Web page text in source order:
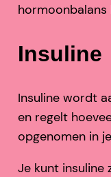
hormoonbalans
Insuline
Insuline wordt
en regelt
opgenomen in
Je kunt insuline